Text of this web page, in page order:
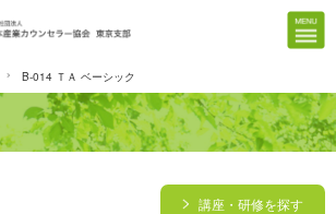
B-014 ＴＡ ベーシック
講座・研修を探す